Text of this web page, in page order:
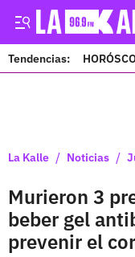
Tendencias:
La Kalle / Noticias /
Murieron 3
beber gel
prevenir el